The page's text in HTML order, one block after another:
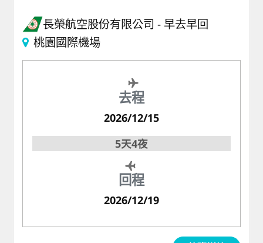
長榮航空股份有限公司
早去早回
桃園國際機場
去程
2026/12/15
5天4夜
回程
2026/12/19